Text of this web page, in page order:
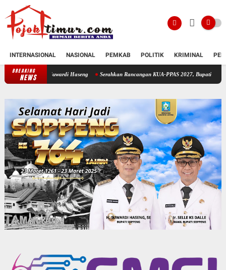
INTERNASIONAL NASIONAL PEMKAB POLITIK KRIMINAL
BREAKING
NEWS
Forum Komunikasi Pondok Pesantren Soppeng Temui Bupati Suwardi Haseng